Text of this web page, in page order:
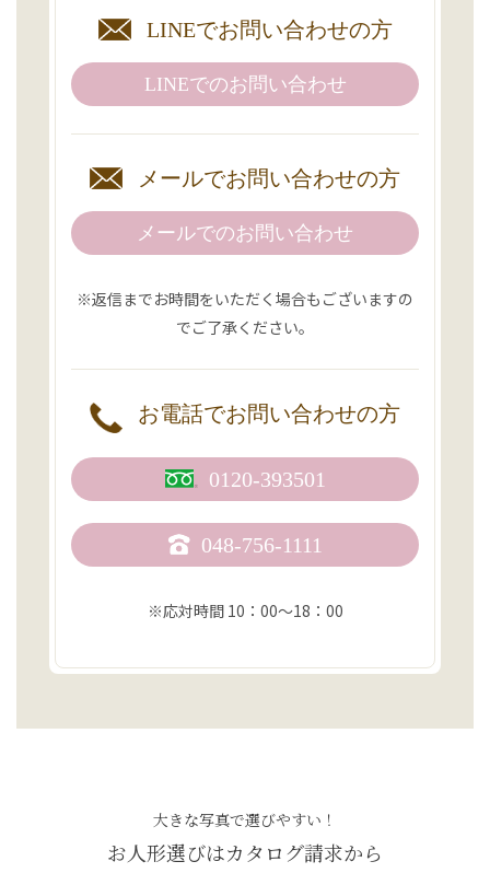
LINEでお問い合わせの方
LINEでのお問い合わせ
メールでお問い合わせの方
メールでのお問い合わせ
※返信までお時間をいただく場合もございますの
でご了承ください。
お電話でお問い合わせの方
0120-393501
048-756-1111
※応対時間 10：00〜18：00
大きな写真で選びやすい！
お人形選びはカタログ請求から